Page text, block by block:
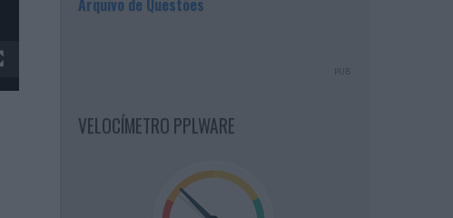
Arquivo de Questões
PUB
VELOCÍMETRO PPLWARE